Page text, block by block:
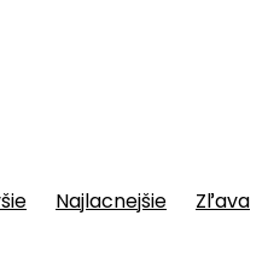
Najlacnejšie
Zľava